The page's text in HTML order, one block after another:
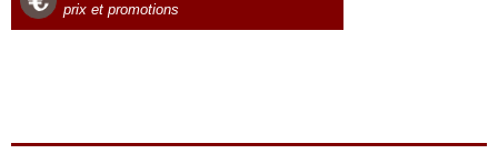
prix et promotions